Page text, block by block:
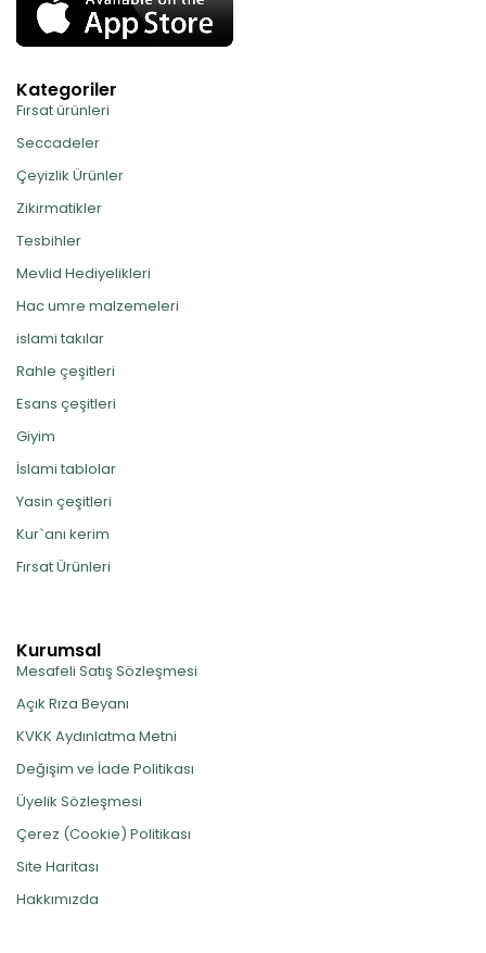
Kategoriler
Fırsat ürünleri
Seccadeler
Çeyizlik Ürünler
Zikirmatikler
Tesbihler
Mevlid Hediyelikleri
Hac umre malzemeleri
islami takılar
Rahle çeşitleri
Esans çeşitleri
Giyim
İslami tablolar
Yasin çeşitleri
Kur`anı kerim
Fırsat Ürünleri
Kurumsal
Mesafeli Satış Sözleşmesi
Açık Rıza Beyanı
KVKK Aydınlatma Metni
Değişim ve İade Politikası
Üyelik Sözleşmesi
Çerez (Cookie) Politikası
Site Haritası
Hakkımızda